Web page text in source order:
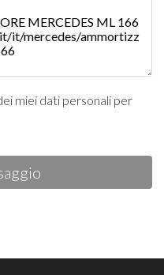
miei dati personali per